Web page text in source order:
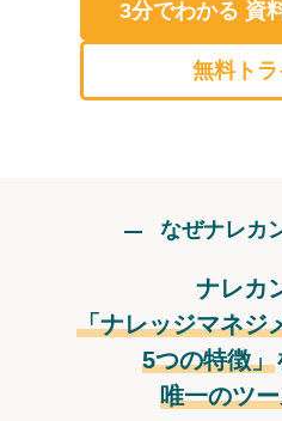
3分でわかる 資
無料ト
なぜナレカ
ナレカ
「ナレッジマネジ
5つの特徴」
唯一のツ